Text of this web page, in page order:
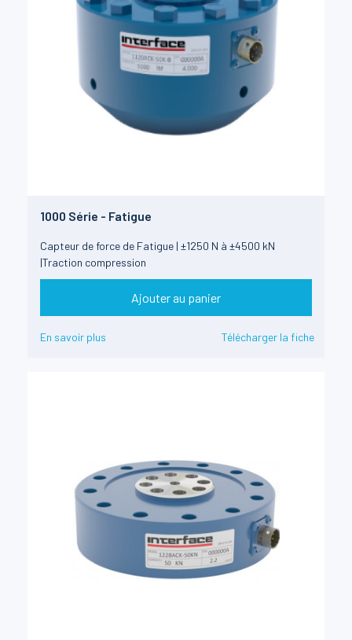
1000 Série - Fatigue
Capteur de force de Fatigue | ±1250 N à ±4500 kN
|Traction compression
Ajouter au panier
En savoir plus Télécharger la fiche